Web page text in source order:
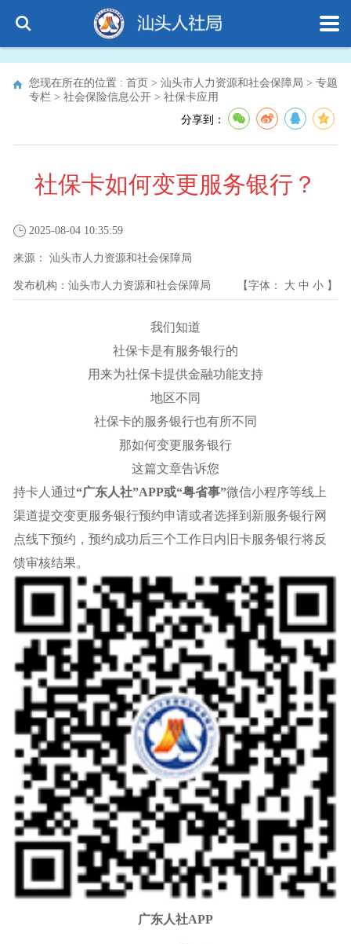
您现在所在的位置 : 首页 > 汕头市人力资源和社会保障局 > 专题
专栏 > 社会保险信息公开 > 社保卡应用
分享到：
社保卡如何变更服务银行？
2025-08-04 10:35:59
来源： 汕头市人力资源和社会保障局
发布机构： 汕头市人力资源和社会保障局 【字体： 大 中 小 】
我们知道
社保卡是有服务银行的
用来为社保卡提供金融功能支持
地区不同
社保卡的服务银行也有所不同
那如何变更服务银行
这篇文章告诉您
持卡人通过“广东人社”APP或“粤省事”微信小程序等线上
渠道提交变更服务银行预约申请或者选择到新服务银行网
点线下预约，预约成功后三个工作日内旧卡服务银行将反
馈审核结果。
广东人社APP